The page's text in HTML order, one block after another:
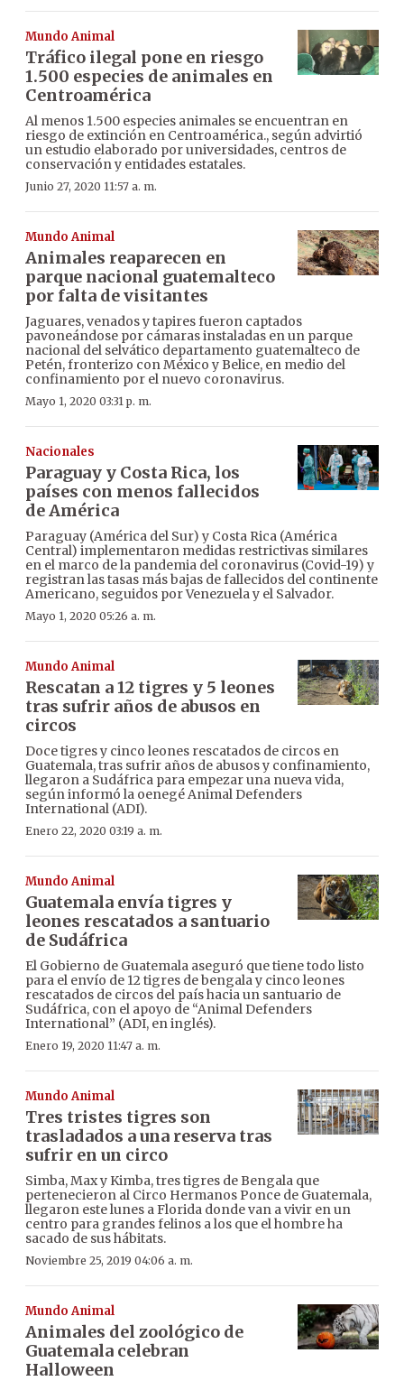
Mundo Animal
Tráfico ilegal pone en riesgo
1.500 especies de animales en
Centroamérica
Al menos 1.500 especies animales se encuentran en
riesgo de extinción en Centroamérica., según advirtió
un estudio elaborado por universidades, centros de
conservación y entidades estatales.
Junio 27, 2020 11:57 a. m.
Mundo Animal
Animales reaparecen en
parque nacional guatemalteco
por falta de visitantes
Jaguares, venados y tapires fueron captados
pavoneándose por cámaras instaladas en un parque
nacional del selvático departamento guatemalteco de
Petén, fronterizo con México y Belice, en medio del
confinamiento por el nuevo coronavirus.
Mayo 1, 2020 03:31 p. m.
Nacionales
Paraguay y Costa Rica, los
países con menos fallecidos
de América
Paraguay (América del Sur) y Costa Rica (América
Central) implementaron medidas restrictivas similares
en el marco de la pandemia del coronavirus (Covid-19) y
registran las tasas más bajas de fallecidos del continente
Americano, seguidos por Venezuela y el Salvador.
Mayo 1, 2020 05:26 a. m.
Mundo Animal
Rescatan a 12 tigres y 5 leones
tras sufrir años de abusos en
circos
Doce tigres y cinco leones rescatados de circos en
Guatemala, tras sufrir años de abusos y confinamiento,
llegaron a Sudáfrica para empezar una nueva vida,
según informó la oenegé Animal Defenders
International (ADI).
Enero 22, 2020 03:19 a. m.
Mundo Animal
Guatemala envía tigres y
leones rescatados a santuario
de Sudáfrica
El Gobierno de Guatemala aseguró que tiene todo listo
para el envío de 12 tigres de bengala y cinco leones
rescatados de circos del país hacia un santuario de
Sudáfrica, con el apoyo de “Animal Defenders
International” (ADI, en inglés).
Enero 19, 2020 11:47 a. m.
Mundo Animal
Tres tristes tigres son
trasladados a una reserva tras
sufrir en un circo
Simba, Max y Kimba, tres tigres de Bengala que
pertenecieron al Circo Hermanos Ponce de Guatemala,
llegaron este lunes a Florida donde van a vivir en un
centro para grandes felinos a los que el hombre ha
sacado de sus hábitats.
Noviembre 25, 2019 04:06 a. m.
Mundo Animal
Animales del zoológico de
Guatemala celebran
Halloween